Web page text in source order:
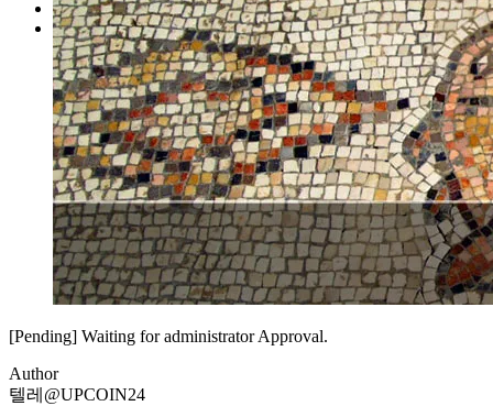
[Pending] Waiting for administrator Approval.
Author
텔레@UPCOIN24